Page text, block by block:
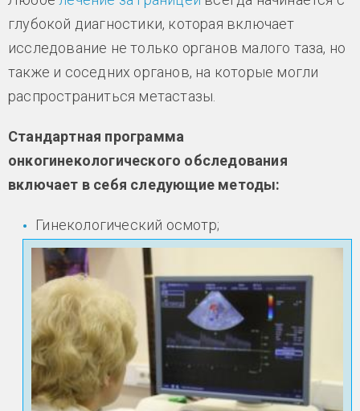
глубокой диагностики, которая включает
исследование не только органов малого таза, но
также и соседних органов, на которые могли
распространиться метастазы.
Стандартная программа
онкогинекологического обследования
включает в себя следующие методы:
Гинекологический осмотр;